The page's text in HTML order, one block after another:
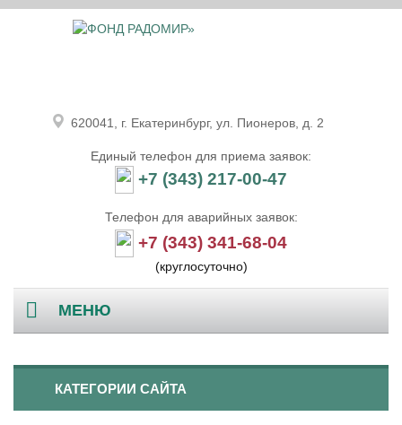
620041, г. Екатеринбург, ул. Пионеров, д. 2
Единый телефон для приема заявок:
+7 (343) 217-00-47
Телефон для аварийных заявок:
+7 (343) 341-68-04
(круглосуточно)
МЕНЮ
КАТЕГОРИИ САЙТА